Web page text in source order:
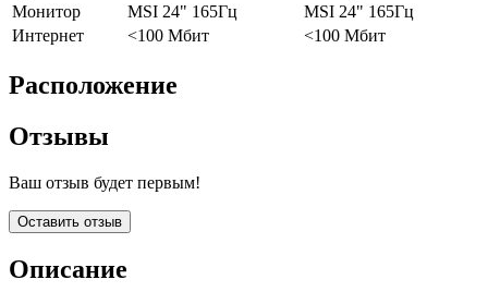
Монитор
MSI 24" 165Гц
MSI 24" 165Гц
Интернет
<100 Мбит <100 Мбит
Расположение
Отзывы
Ваш отзыв будет первым!
Оставить отзыв
Описание